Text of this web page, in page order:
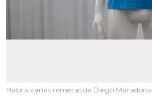
Habrá varias remeras de Diego Maradona